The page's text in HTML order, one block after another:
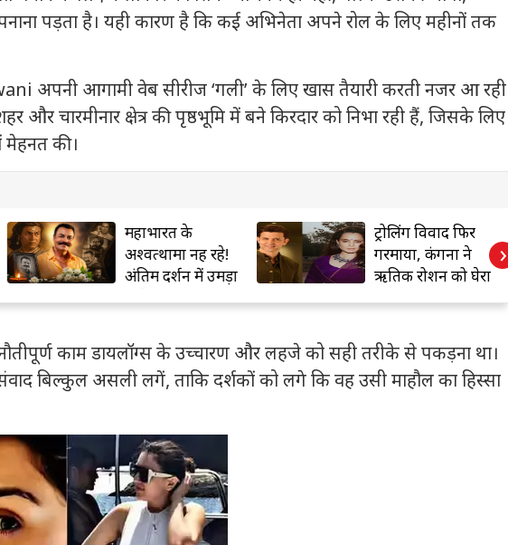
पड़ता है। यही कारण है कि कई अभिनेता अपने रोल के लिए महीनों तक
अपनी आगामी वेब सीरीज ‘गली’ के लिए खास तैयारी करती नजर आ रही
और चारमीनार क्षेत्र की पृष्ठभूमि में बने किरदार को निभा रही हैं, जिसके लिए
मेहनत की।
महाभारत के
अश्वत्थामा नहीं रहे!
अंतिम दर्शन में उमड़ा
सिनेमा जगत
ट्रोलिंग विवाद फिर
गरमाया, कंगना ने
ऋतिक रोशन को घेरा
›
काम डायलॉग्स के उच्चारण और लहजे को सही तरीके से पकड़ना था।
बिल्कुल असली लगें, ताकि दर्शकों को लगे कि वह उसी माहौल का हिस्सा